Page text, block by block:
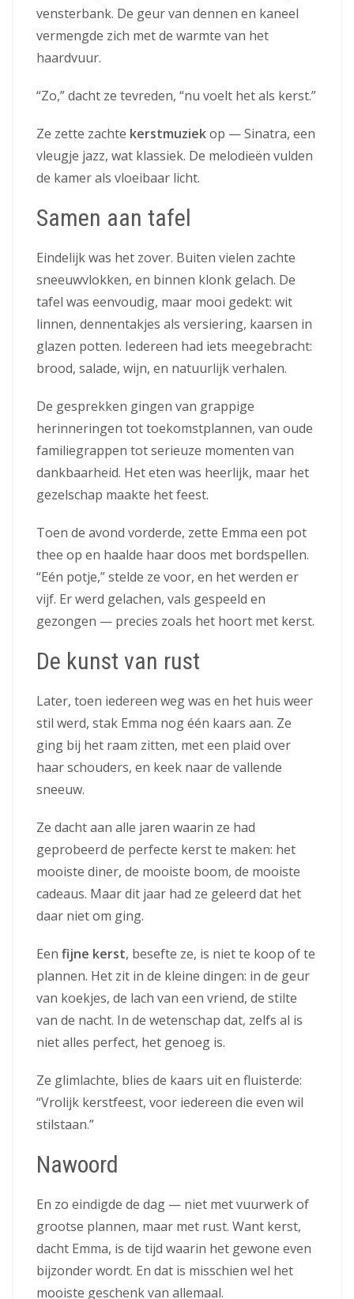
vensterbank. De geur van dennen en kaneel
vermengde zich met de warmte van het
haardvuur.
“Zo,” dacht ze tevreden, “nu voelt het als kerst.”
Ze zette zachte kerstmuziekop — Sinatra, een
vleugje jazz, wat klassiek. De melodieën vulden
de kamer als vloeibaar licht.
Samen aan tafel
Eindelijk was het zover. Buiten vielen zachte
sneeuwvlokken, en binnen klonk gelach. De
tafel was eenvoudig, maar mooi gedekt: wit
linnen, dennentakjes als versiering, kaarsen in
glazen potten. Iedereen had iets meegebracht:
brood, salade, wijn, en natuurlijk verhalen.
De gesprekken gingen van grappige
herinneringen tot toekomstplannen, van oude
familiegrappen tot serieuze momenten van
dankbaarheid. Het eten was heerlijk, maar het
gezelschap maakte het feest.
Toen de avond vorderde, zette Emma een pot
thee op en haalde haar doos met bordspellen.
“Eén potje,” stelde ze voor, en het werden er
vijf. Er werd gelachen, vals gespeeld en
gezongen — precies zoals het hoort met kerst.
De kunst van rust
Later, toen iedereen weg was en het huis weer
stil werd, stak Emma nog één kaars aan. Ze
ging bij het raam zitten, met een plaid over
haar schouders, en keek naar de vallende
sneeuw.
Ze dacht aan alle jaren waarin ze had
geprobeerd de perfecte kerst te maken: het
mooiste diner, de mooiste boom, de mooiste
cadeaus. Maar dit jaar had ze geleerd dat het
daar niet om ging.
Een fijne kerst, besefte ze, is niet te koop of te
plannen. Het zit in de kleine dingen: in de geur
van koekjes, de lach van een vriend, de stilte
van de nacht. In de wetenschap dat, zelfs al is
niet alles perfect, het genoeg is.
Ze glimlachte, blies de kaars uit en fluisterde:
“Vrolijk kerstfeest, voor iedereen die even wil
stilstaan.”
Nawoord
En zo eindigde de dag — niet met vuurwerk of
grootse plannen, maar met rust. Want kerst,
dacht Emma, is de tijd waarin het gewone even
bijzonder wordt. En dat is misschien wel het
mooiste geschenk van allemaal.